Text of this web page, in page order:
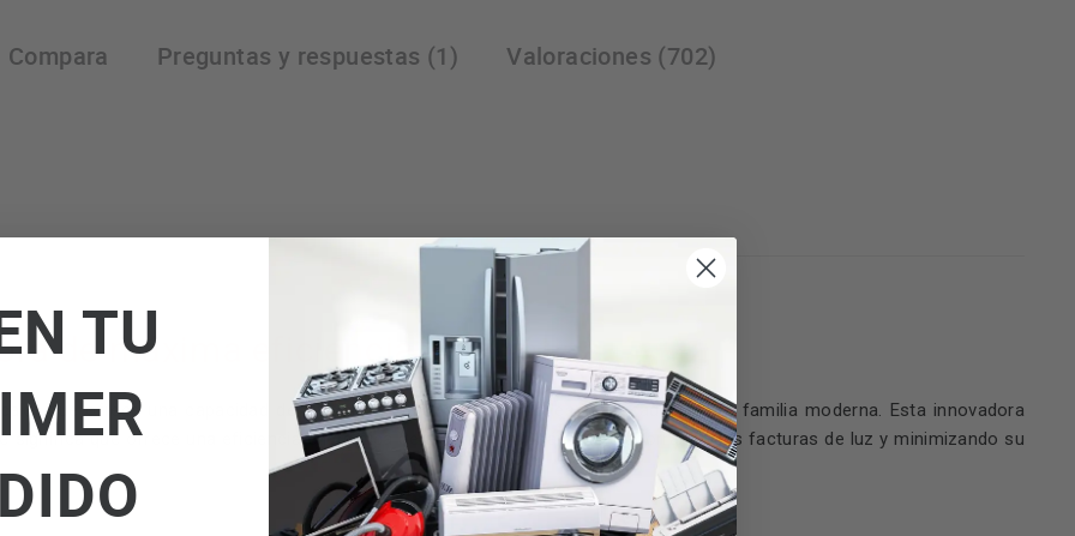
Compara Preguntas y respuestas (1) Valoraciones (702)
de máxima eficiencia energética
que ofrece una capacidad de 9 kg, ideal para las necesidades de secado de una familia moderna. Esta innovadora
significa que ofrece una eficiencia energética de alto nivel, ayudándote a ahorrar en tus facturas de luz y minimizando su
TU